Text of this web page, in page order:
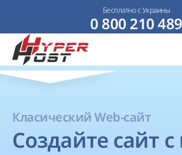
Бесплатно с Украины
0 800 210 489
Класический Web-сайт
Создайте сайт с